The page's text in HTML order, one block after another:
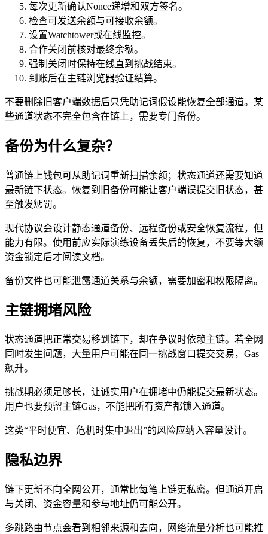
每次更新确认Nonce递增和双方签名。
检查可发送余额与可接收余额。
设置Watchtower或在线监控。
合作关闭前核对最终余额。
强制关闭时保持在线直到挑战结束。
到账后在主链浏览器验证结算。
不要删除旧客户端数据后只凭助记词假设能恢复全部通道。某
些通道状态不完全包含在链上，需要专门备份。
备份为什么复杂？
普通链上钱包可从助记词重新扫描余额；状态通道还需要知道
最新链下状态。恢复到旧备份可能让客户端误提交旧状态，甚
至触发惩罚。
现代协议会设计静态通道备份、远程备份或安全恢复流程，但
能力有限。使用前应实际演练设备丢失后的恢复，不要等大额
资金锁定后才阅读文档。
备份文件也可能泄露通道关系与余额，需要加密和权限隔离。
主链拥堵风险
状态通道把正常交易移到链下，却在争议时依赖主链。若全网
同时发生问题，大量用户可能在同一挑战窗口提交交易，Gas
飙升。
挑战期必须足够长，让诚实用户在拥堵中仍能提交最新状态。
用户也要预留主链Gas，不能把所有资产都锁入通道。
这类“平时便宜、危机时集中退出”的风险应纳入容量设计。
隐私边界
链下更新不向全网公开，通常比每笔上链更私密。但通道开启
与关闭、资金容量和参与地址仍可能公开。
多跳路由节点会看到相邻来源和去向，网络流量分析也可能推